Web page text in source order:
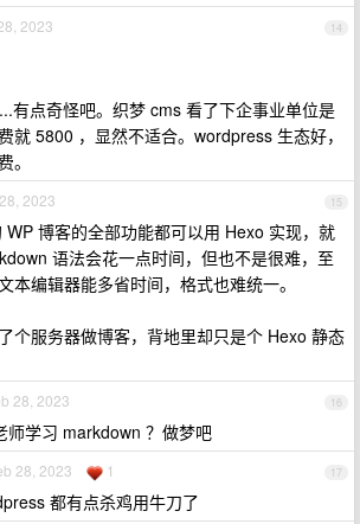
14
2023
有点奇怪吧。织梦 cms 看了下企事业单位是
就 5800 ，显然不适合。wordpress 生态好，
。
15
2023
WP 博客的全部功能都可以用 Hexo 实现，就
语法会花一点时间，但也不是很难，至
本编辑器能多省时间，格式也难统一。
个服务器做博客，背地里却只是个 Hexo 静态
16
28, 2023
师学习 markdown ？做梦吧
17
28, 2023 1
都有点杀鸡用牛刀了